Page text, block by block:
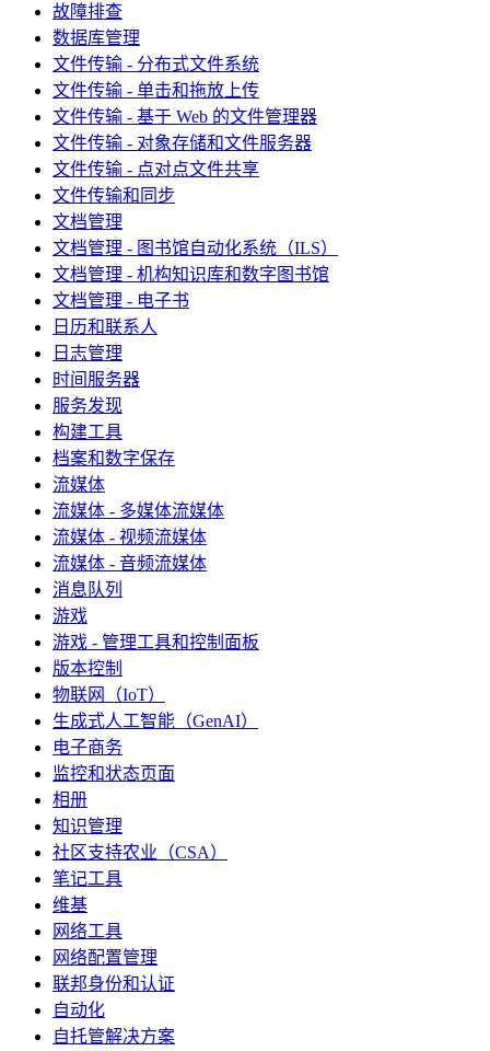
故障排查
数据库管理
文件传输 - 分布式文件系统
文件传输 - 单击和拖放上传
文件传输 - 基于 Web 的文件管理器
文件传输 - 对象存储和文件服务器
文件传输 - 点对点文件共享
文件传输和同步
文档管理
文档管理 - 图书馆自动化系统（ILS）
文档管理 - 机构知识库和数字图书馆
文档管理 - 电子书
日历和联系人
日志管理
时间服务器
服务发现
构建工具
档案和数字保存
流媒体
流媒体 - 多媒体流媒体
流媒体 - 视频流媒体
流媒体 - 音频流媒体
消息队列
游戏
游戏 - 管理工具和控制面板
版本控制
物联网（IoT）
生成式人工智能（GenAI）
电子商务
监控和状态页面
相册
知识管理
社区支持农业（CSA）
笔记工具
维基
网络工具
网络配置管理
联邦身份和认证
自动化
自托管解决方案